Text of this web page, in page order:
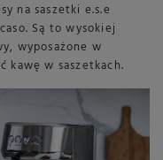
na saszetki e.s.e
Są to wysokiej
wyposażone w
kawę w saszetkach.